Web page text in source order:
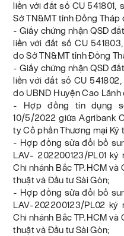
liền với đất số CU 541801,
Sở TN&MT tỉnh Đồng
- Giấy chứng nhận QSD
liền với đất số CU
do Sở TN&MT tỉnh Đồng
- Giấy chứng nhận QSD
liền với đất số CU
do UBND Huyện Cao
- Hợp đồng tín dụng
10/5/2022 giữa Agribank
ty Cổ phần Thương mại Kỹ
- Hợp đồng sửa đổi bổ
LAV- 202200123/PL01
Chi nhánh Bắc TP.HCM
thuật và Đầu tư Sài Gòn;
- Hợp đồng sửa đổi bổ
LAV-202200123/PL02 ký
Chi nhánh Bắc TP.HCM
thuật và Đầu tư Sài Gòn;